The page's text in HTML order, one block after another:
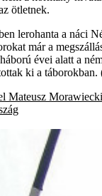
ötletnek.
lerohanta a náci
már a
évei alatt a
ki a táborokban.
Mateusz Morawiecki